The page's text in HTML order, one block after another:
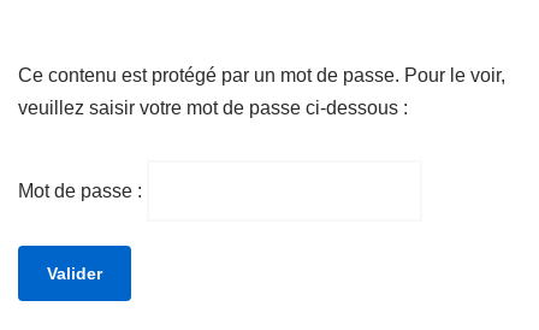
Ce contenu est protégé par un mot de passe. Pour le voir,
veuillez saisir votre mot de passe ci-dessous :
Mot de passe :